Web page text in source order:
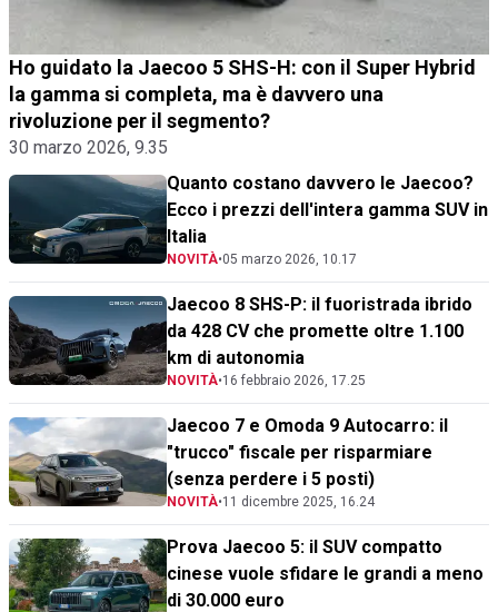
Ho guidato la Jaecoo 5 SHS-H: con il Super Hybrid
la gamma si completa, ma è davvero una
rivoluzione per il segmento?
30 marzo 2026, 9.35
Quanto costano davvero le Jaecoo?
Ecco i prezzi dell'intera gamma SUV in
Italia
NOVITÀ•05 marzo 2026, 10.17
Jaecoo 8 SHS-P: il fuoristrada ibrido
da 428 CV che promette oltre 1.100
km di autonomia
NOVITÀ•16 febbraio 2026, 17.25
Jaecoo 7 e Omoda 9 Autocarro: il
"trucco" fiscale per risparmiare
(senza perdere i 5 posti)
NOVITÀ•11 dicembre 2025, 16.24
Prova Jaecoo 5: il SUV compatto
cinese vuole sfidare le grandi a meno
di 30.000 euro